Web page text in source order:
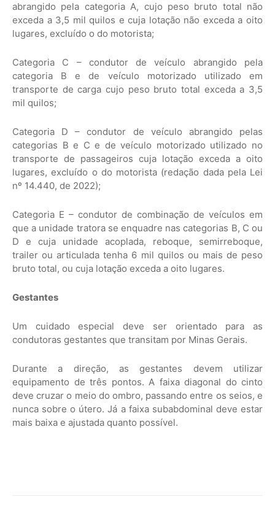
abrangido pela categoria A, cujo peso bruto total não
exceda a 3,5 mil quilos e cuja lotação não exceda a oito
lugares, excluído o do motorista;
Categoria C – condutor de veículo abrangido pela
categoria B e de veículo motorizado utilizado em
transporte de carga cujo peso bruto total exceda a 3,5
mil quilos;
Categoria D – condutor de veículo abrangido pelas
categorias B e C e de veículo motorizado utilizado no
transporte de passageiros cuja lotação exceda a oito
lugares, excluído o do motorista (redação dada pela Lei
nº 14.440, de 2022);
Categoria E – condutor de combinação de veículos em
que a unidade tratora se enquadre nas categorias B, C ou
D e cuja unidade acoplada, reboque, semirreboque,
trailer ou articulada tenha 6 mil quilos ou mais de peso
bruto total, ou cuja lotação exceda a oito lugares.
Gestantes
Um cuidado especial deve ser orientado para as
condutoras gestantes que transitam por Minas Gerais.
Durante a direção, as gestantes devem utilizar
equipamento de três pontos. A faixa diagonal do cinto
deve cruzar o meio do ombro, passando entre os seios, e
nunca sobre o útero. Já a faixa subabdominal deve estar
mais baixa e ajustada quanto possível.